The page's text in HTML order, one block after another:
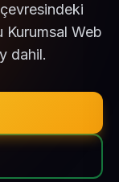
çevresindeki
Kurumsal Web
dahil.